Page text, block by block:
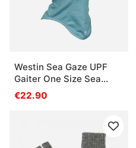
Westin Sea Gaze UPF
Gaiter One Size Sea
Breeze
€22.90